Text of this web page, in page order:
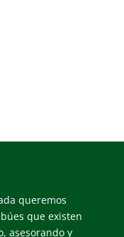
queremos
que existen
asesorando y